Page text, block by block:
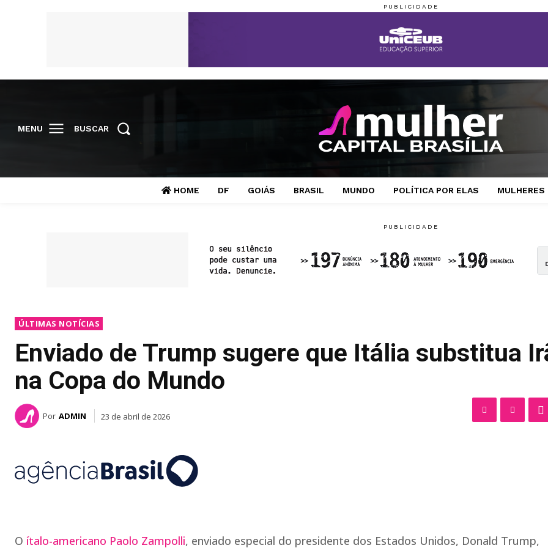
MENU BUSCAR
HOME DF GOIÁS BRASIL MUNDO POLÍTICA POR ELAS MULHERES
ÚLTIMAS NOTÍCIAS
Enviado de Trump sugere que Itália substitua
na Copa do Mundo
Por ADMIN 23 de abril de 2026
O ítalo-americano Paolo Zampolli, enviado especial do presidente dos Estados Unidos, Donald Trump,